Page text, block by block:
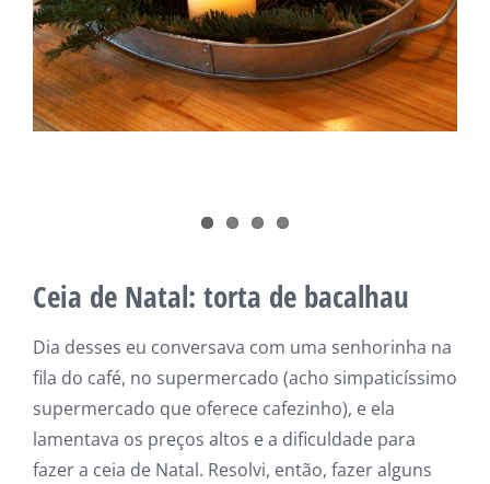
Ceia de Natal: torta de bacalhau
Dia desses eu conversava com uma senhorinha na
fila do café, no supermercado (acho simpaticíssimo
supermercado que oferece cafezinho), e ela
lamentava os preços altos e a dificuldade para
fazer a ceia de Natal. Resolvi, então, fazer alguns